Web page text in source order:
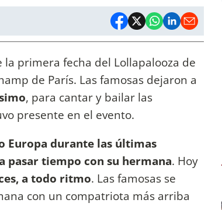
primera fecha del Lollapalooza de
de París. Las famosas dejaron a
, para cantar y bailar las
presente en el evento.
Europa durante las últimas
pasar tiempo con su hermana. Hoy
a todo ritmo. Las famosas se
con un compatriota más arriba